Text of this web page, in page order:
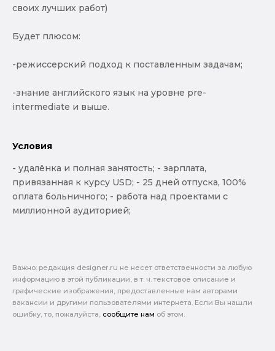
своих лучших работ)
Будет плюсом:
-режиссерский подход к поставленным задачам;
-знание английского язык на уровне pre-
intermediate и выше.
Условия
- удалёнка и полная занятость; - зарплата,
привязанная к курсу USD; - 25 дней отпуска, 100%
оплата больничного; - работа над проектами с
миллионной аудиторией;
Важно: pедакция designer.ru не несет ответственности за любую
информацию в этой публикации, в т. ч. текстовое описание и
графические изображения, предоставленные нам авторами
вакансии и другими пользователями интернета. Если Вы нашли
ошибку, то, пожалуйста, сообщите нам об этом.